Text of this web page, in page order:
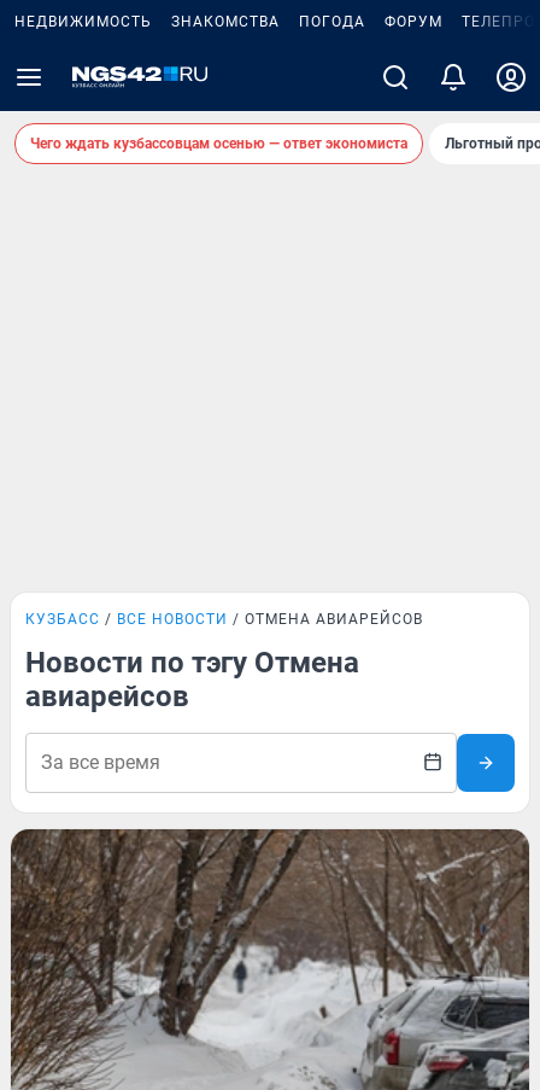
НЕДВИЖИМОСТЬ ЗНАКОМСТВА ПОГОДА ФОРУМ
Чего ждать кузбассовцам осенью — ответ экономиста Льготный
КУЗБАСС ВСЕ НОВОСТИ ОТМЕНА АВИАРЕЙСОВ
Новости по тэгу Отмена
авиарейсов